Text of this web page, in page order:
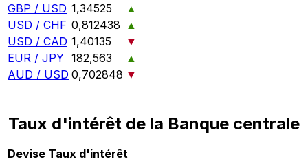
GBP / USD 1,34525
▲
USD / CHF 0,812438 ▲
USD / CAD 1,40135
▼
EUR / JPY 182,563
▲
AUD / USD 0,702848 ▼
Taux d'intérêt de la Banque centrale
Devise Taux d'intérêt